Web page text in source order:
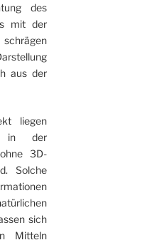
des
mit der
aus der
liegen
in der
3D-
Solche
sich
Mitteln